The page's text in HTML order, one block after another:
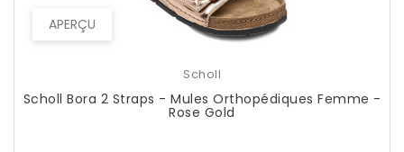
APERÇU
Scholl
Scholl Bora 2 Straps - Mules Orthopédiques Femme -
Rose Gold